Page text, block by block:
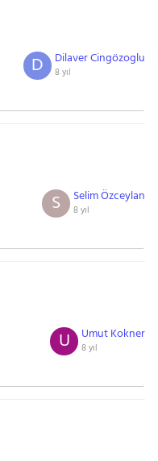
Dilaver Cingözoglu
8 yıl
D
Selim Özceylan
8 yıl
S
Umut Kokner
8 yıl
U